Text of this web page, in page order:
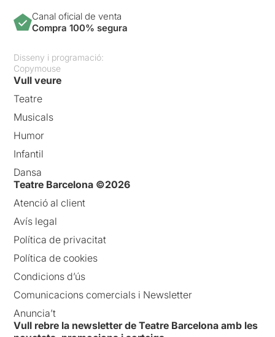
Canal oficial de venta
Compra 100% segura
Disseny i programació:
Copymouse
Vull veure
Teatre
Musicals
Humor
Infantil
Dansa
Teatre Barcelona ©2026
Atenció al client
Avís legal
Política de privacitat
Política de cookies
Condicions d’ús
Comunicacions comercials i Newsletter
Anuncia’t
Vull rebre la newsletter de Teatre Barcelona amb les